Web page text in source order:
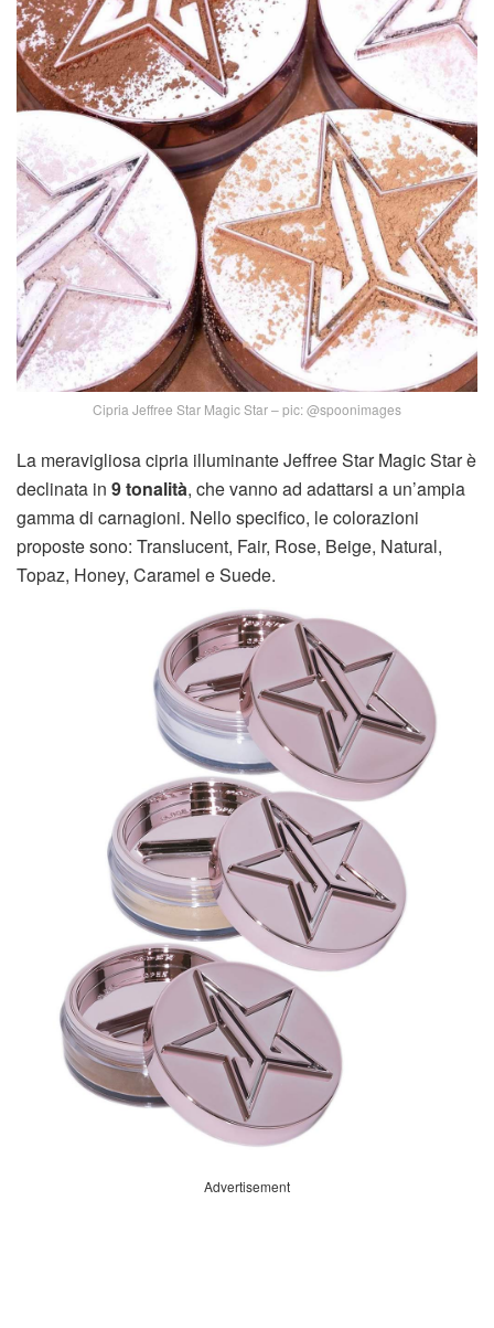
Cipria Jeffree Star Magic Star – pic: @spoonimages
La meravigliosa cipria illuminante Jeffree Star Magic Star è
declinata in 9 tonalità, che vanno ad adattarsi a un’ampia
gamma di carnagioni. Nello specifico, le colorazioni
proposte sono: Translucent, Fair, Rose, Beige, Natural,
Topaz, Honey, Caramel e Suede.
Advertisement